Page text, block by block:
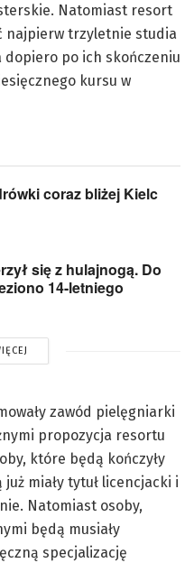
Natomiast resort
najpierw trzyletnie studia
po ich skończeniu
kursu w
coraz bliżej Kielc
się z hulajnogą. Do
14-letniego
zawód pielęgniarki
propozycja resortu
które będą kończyły
miały tytuł licencjacki i
Natomiast osoby,
będą musiały
specjalizację